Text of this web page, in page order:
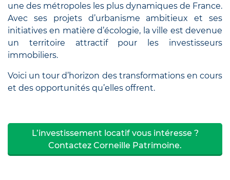
une des métropoles les plus dynamiques de France.
Avec ses projets d’urbanisme ambitieux et ses
initiatives en matière d’écologie, la ville est devenue
un territoire attractif pour les investisseurs
immobiliers.
Voici un tour d’horizon des transformations en cours
et des opportunités qu’elles offrent.
L’investissement locatif vous intéresse ?
Contactez Corneille Patrimoine.